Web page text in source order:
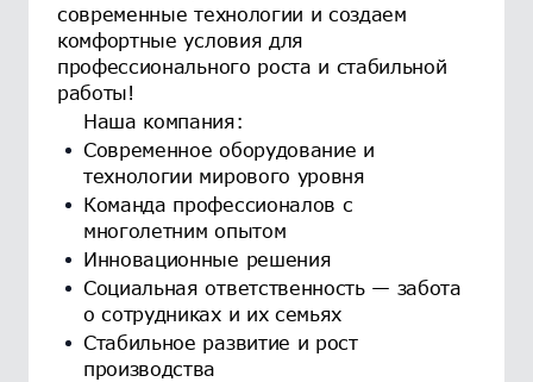
современные технологии и создаем
комфортные условия для
профессионального роста и стабильной
работы!
Наша компания:
Современное оборудование и
технологии мирового уровня
Команда профессионалов с
многолетним опытом
Инновационные решения
Социальная ответственность — забота
о сотрудниках и их семьях
Стабильное развитие и рост
производства